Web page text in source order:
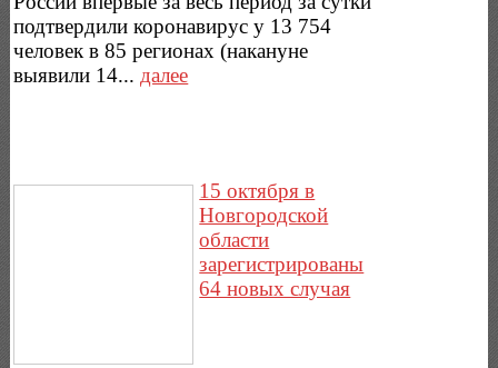
подтвердили коронавирус у 13 754
человек в 85 регионах (накануне
выявили 14...далее
15 октября в
Новгородской
области
зарегистрированы
64 новых cлучая